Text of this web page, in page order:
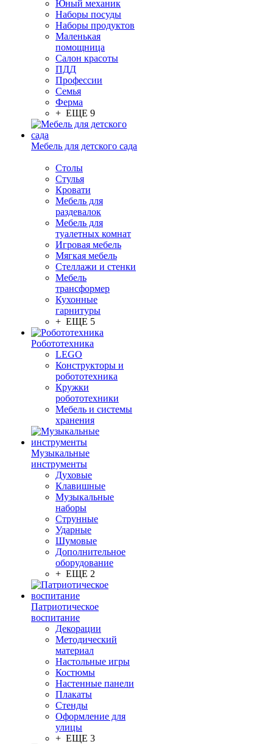
Юный механик
Наборы посуды
Наборы продуктов
Маленькая
помощница
Салон красоты
ПДД
Профессии
Семья
Ферма
+ ЕЩЕ 9
Мебель для детского сада
Столы
Cтулья
Кровати
Мебель для
раздевалок
Мебель для
туалетных комнат
Игровая мебель
Мягкая мебель
Стеллажи и стенки
Мебель
трансформер
Кухонные
гарнитуры
+ ЕЩЕ 5
Робототехника
LEGO
Конструкторы и
робототехника
Кружки
робототехники
Мебель и системы
хранения
Музыкальные
инструменты
Духовые
Клавишные
Музыкальные
наборы
Струнные
Ударные
Шумовые
Дополнительное
оборудование
+ ЕЩЕ 2
Патриотическое
воспитание
Декорации
Методический
материал
Настольные игры
Костюмы
Настенные панели
Плакаты
Стенды
Оформление для
улицы
+ ЕЩЕ 3